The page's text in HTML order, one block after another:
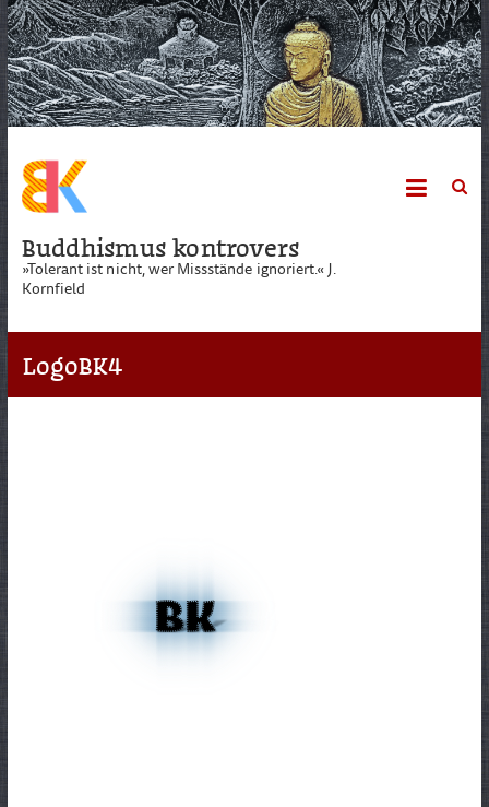
Skip
to
content
Buddhismus kontrovers
»Tolerant ist nicht, wer Missstände ignoriert.« J.
Kornfield
LogoBK4